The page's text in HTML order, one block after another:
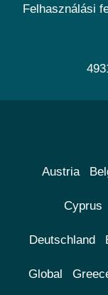
Felhasználási
Austria
Cyprus
Deutschland
Global